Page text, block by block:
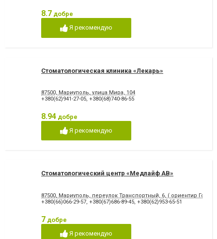
8.7 добре
Я рекомендую
Стоматологическая клиника «Лекарь»
87500, Мариуполь, улица Мира, 104
+380(62)941-27-05, +380(68)740-86-55
8.94 добре
Я рекомендую
Стоматологический центр «Медлайф АВ»
87500, Мариуполь, переулок Транспортный, 6, ( ориентир
+380(66)066-29-57 +380(67)686-89-45 +380(62)953-65-51
7 добре
Я рекомендую